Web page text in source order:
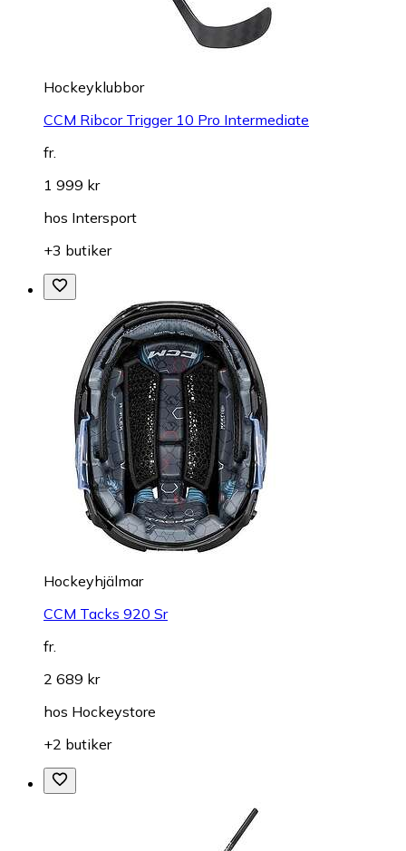
Hockeyklubbor
CCM Ribcor Trigger 10 Pro Intermediate
fr.
1 999 kr
hos Intersport
+3 butiker
Hockeyhjälmar
CCM Tacks 920 Sr
fr.
2 689 kr
hos Hockeystore
+2 butiker